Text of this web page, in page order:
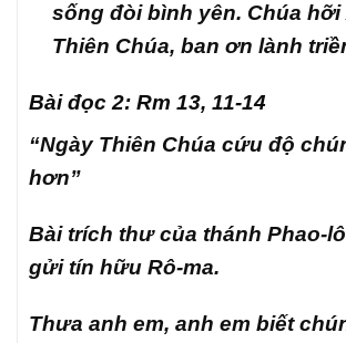
sống đòi bình yên. Chúa hỡi
Thiên Chúa, ban ơn lành
Bài đọc 2: Rm 13, 11-14
“Ngày Thiên Chúa cứu độ
hơn”
Bài trích thư của thánh Phao-
gửi tín hữu Rô-ma.
Thưa anh em, anh em biết